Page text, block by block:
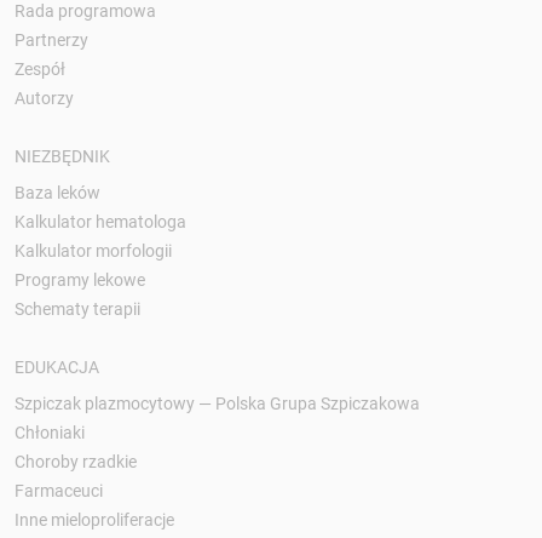
Rada programowa
Partnerzy
Zespół
Autorzy
NIEZBĘDNIK
Baza leków
Kalkulator hematologa
Kalkulator morfologii
Programy lekowe
Schematy terapii
EDUKACJA
Szpiczak plazmocytowy — Polska Grupa Szpiczakowa
Chłoniaki
Choroby rzadkie
Farmaceuci
Inne mieloproliferacje